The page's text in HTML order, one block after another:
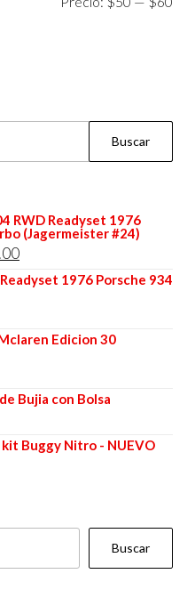
RWD Readyset 1976
(Jagermeister #24)
El
precio1976 Porsche 934
Edicion 30
Bujia con Bolsa
kit Buggy Nitro - NUEVO
Buscar